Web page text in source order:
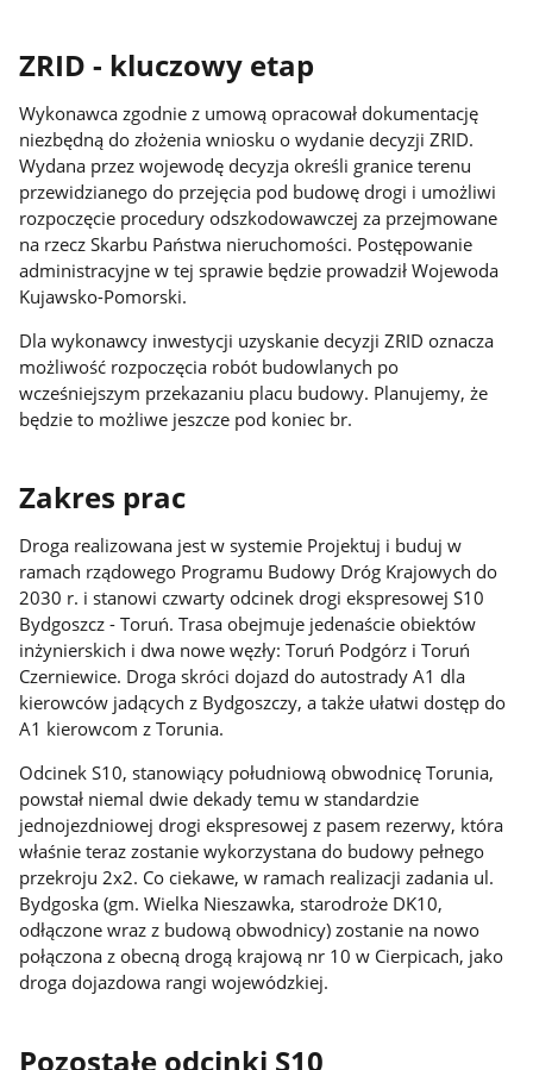
ZRID - kluczowy etap
Wykonawca zgodnie z umową opracował dokumentację
niezbędną do złożenia wniosku o wydanie decyzji ZRID.
Wydana przez wojewodę decyzja określi granice terenu
przewidzianego do przejęcia pod budowę drogi i umożliwi
rozpoczęcie procedury odszkodowawczej za przejmowane
na rzecz Skarbu Państwa nieruchomości. Postępowanie
administracyjne w tej sprawie będzie prowadził Wojewoda
Kujawsko-Pomorski.
Dla wykonawcy inwestycji uzyskanie decyzji ZRID oznacza
możliwość rozpoczęcia robót budowlanych po
wcześniejszym przekazaniu placu budowy. Planujemy, że
będzie to możliwe jeszcze pod koniec br.
Zakres prac
Droga realizowana jest w systemie Projektuj i buduj w
ramach rządowego Programu Budowy Dróg Krajowych do
2030 r. i stanowi czwarty odcinek drogi ekspresowej S10
Bydgoszcz - Toruń. Trasa obejmuje jedenaście obiektów
inżynierskich i dwa nowe węzły: Toruń Podgórz i Toruń
Czerniewice. Droga skróci dojazd do autostrady A1 dla
kierowców jadących z Bydgoszczy, a także ułatwi dostęp do
A1 kierowcom z Torunia.
Odcinek S10, stanowiący południową obwodnicę Torunia,
powstał niemal dwie dekady temu w standardzie
jednojezdniowej drogi ekspresowej z pasem rezerwy, która
właśnie teraz zostanie wykorzystana do budowy pełnego
przekroju 2x2. Co ciekawe, w ramach realizacji zadania ul.
Bydgoska (gm. Wielka Nieszawka, starodroże DK10,
odłączone wraz z budową obwodnicy) zostanie na nowo
połączona z obecną drogą krajową nr 10 w Cierpicach, jako
droga dojazdowa rangi wojewódzkiej.
Pozostałe odcinki S10